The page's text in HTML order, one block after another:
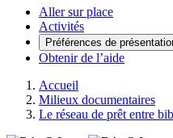
Aller sur place
Activités
Préférences de
Obtenir de l’aide
Accueil
Milieux documentaires
Le réseau de prêt entre